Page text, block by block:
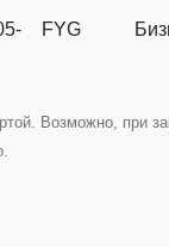
FYG
Возможно, при